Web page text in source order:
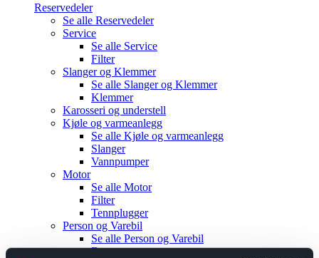
Reservedeler
Se alle Reservedeler
Service
Se alle Service
Filter
Slanger og Klemmer
Se alle Slanger og Klemmer
Klemmer
Karosseri og understell
Kjøle og varmeanlegg
Se alle Kjøle og varmeanlegg
Slanger
Vannpumper
Motor
Se alle Motor
Filter
Tennplugger
Person og Varebil
Se alle Person og Varebil
Brems